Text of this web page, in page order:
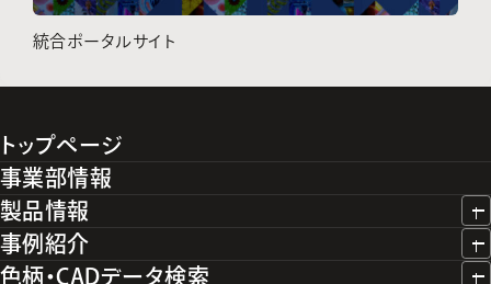
統合ポータルサイト
トップページ
事業部情報
製品情報
事例紹介
色柄・CADデータ検索